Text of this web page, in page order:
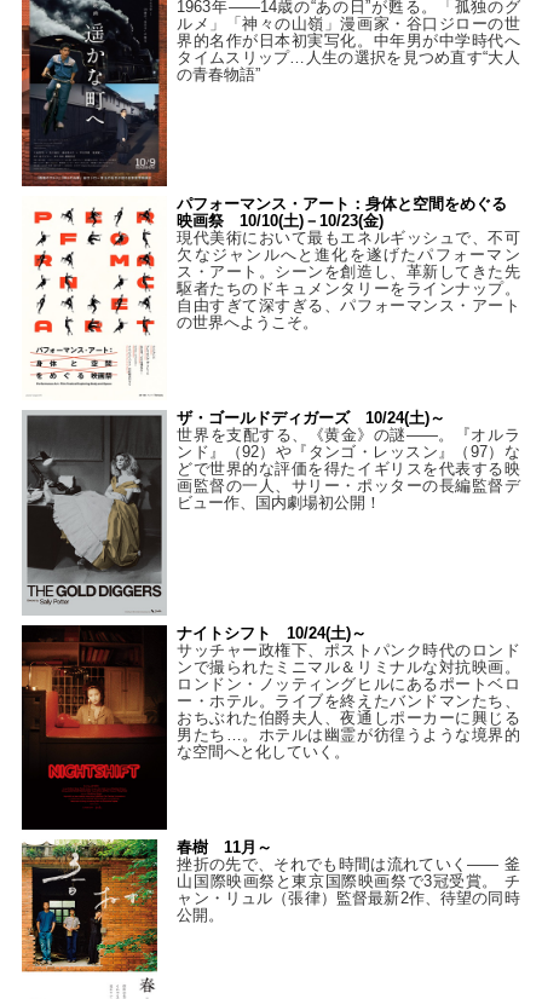
1963年――14歳の“あの日”が甦る。「孤独のグ
ルメ」「神々の山嶺」漫画家・谷口ジローの世
界的名作が日本初実写化。中年男が中学時代へ
タイムスリップ…人生の選択を見つめ直す“大人
の青春物語”
パフォーマンス・アート：身体と空間をめぐる
映画祭 10/10(土)－10/23(金)
現代美術において最もエネルギッシュで、不可
欠なジャンルへと進化を遂げたパフォーマン
ス・アート。シーンを創造し、革新してきた先
駆者たちのドキュメンタリーをラインナップ。
自由すぎて深すぎる、パフォーマンス・アート
の世界へようこそ。
ザ・ゴールドディガーズ 10/24(土)～
世界を支配する、《黄金》の謎――。『オルラ
ンド』（92）や『タンゴ・レッスン』（97）な
どで世界的な評価を得たイギリスを代表する映
画監督の一人、サリー・ポッターの長編監督デ
ビュー作、国内劇場初公開！
ナイトシフト 10/24(土)～
サッチャー政権下、ポストパンク時代のロンド
ンで撮られたミニマル＆リミナルな対抗映画。
ロンドン・ノッティングヒルにあるポートベロ
ー・ホテル。ライブを終えたバンドマンたち、
おちぶれた伯爵夫人、夜通しポーカーに興じる
男たち…。ホテルは幽霊が彷徨うような境界的
な空間へと化していく。
春樹 11月～
挫折の先で、それでも時間は流れていく—— 釜
山国際映画祭と東京国際映画祭で3冠受賞。 チ
ャン・リュル（張律）監督最新2作、待望の同時
公開。